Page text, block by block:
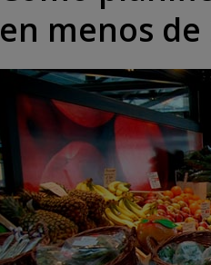
en menos de